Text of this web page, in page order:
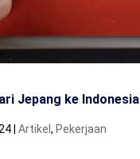
Jepang ke Indonesia
|Artikel, Pekerjaan